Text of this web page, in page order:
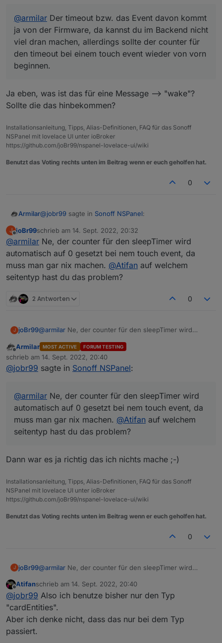
man dann die eingestellte Zeit nix mehr macht
wird der Screensaver aktiv.
Keine Ahnung ob das aufwendig ist umzusetzen
:)
@armilar Der timeout bzw. das Event davon kommt
ja von der Firmware, da kannst du im Backend nicht
viel dran machen, allerdings sollte der counter für
den timeout bei einem touch event wieder von vorn
beginnen.
Ja eben, was ist das für eine Message --> "wake"?
Sollte die das hinbekommen?
Installationsanleitung, Tipps, Alias-Definitionen, FAQ für das Sonoff
NSPanel mit lovelace UI unter ioBroker
https://github.com/joBr99/nspanel-lovelace-ui/wiki
Benutzt das Voting rechts unten im Beitrag wenn er euch geholfen hat.
0
Armilar@jobr99 sagte in Sonoff NSPanel:
@ armilarDer timeout bzw. das Event davon
kommt ja von der Firmware, da kannst du im
Backend nicht viel dran machen, allerdings sollte
der counter für den timeout bei einem touch
event wieder von vorn beginnen.
Ja eben, was ist das für eine Message --> "wake"?
Sollte die das hinbekommen?
J
Offline
joBr99schrieb am 14. Sept. 2022, 20:32
zuletzt editiert von
@armilar Ne, der counter für den sleepTimer wird
automatisch auf 0 gesetzt bei nem touch event, da
muss man gar nix machen. @Atifan auf welchem
seitentyp hast du das problem?
2 Antworten 0
J joBr99@armilar Ne, der counter für den sleepTimer wird
muss man gar nix machen.@
seitentyp hast du das problem?
Offline
Armilar MOST ACTIVE FORUM TESTING
schrieb am 14. Sept. 2022, 20:40
zuletzt editiert von
@jobr99 sagte in Sonoff NSPanel:
@armilar Ne, der counter für den sleepTimer wird
automatisch auf 0 gesetzt bei nem touch event, da
muss man gar nix machen. @Atifan auf welchem
seitentyp hast du das problem?
Dann war es ja richtig das ich nichts mache ;-)
Installationsanleitung, Tipps, Alias-Definitionen, FAQ für das Sonoff
NSPanel mit lovelace UI unter ioBroker
https://github.com/joBr99/nspanel-lovelace-ui/wiki
Benutzt das Voting rechts unten im Beitrag wenn er euch geholfen hat.
0
J joBr99@armilar Ne, der counter für den sleepTimer wird
muss man gar nix machen.@Atifan
seitentyp hast du das problem?
Offline
Atifanschrieb am 14. Sept. 2022, 20:40
zuletzt editiert von
@jobr99 Also ich benutze bisher nur den Typ
"cardEntities".
Aber ich denke nicht, dass das nur bei dem Typ
passiert.